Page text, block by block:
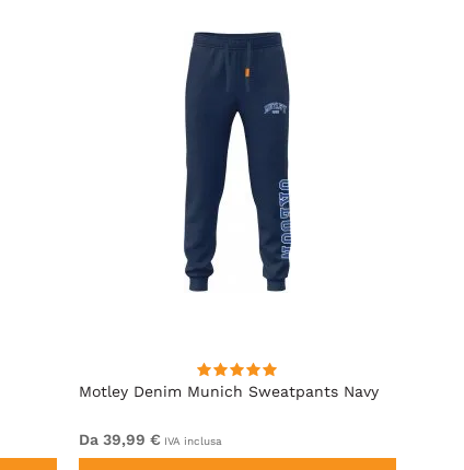
Motley Denim Munich Sweatpants Navy
Da 39,99 € IVA inclusa